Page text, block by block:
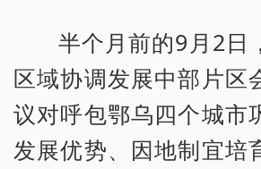
半个月前的9月2日
区域协调发展中部片区
议对呼包鄂乌四个城市
发展优势、因地制宜培